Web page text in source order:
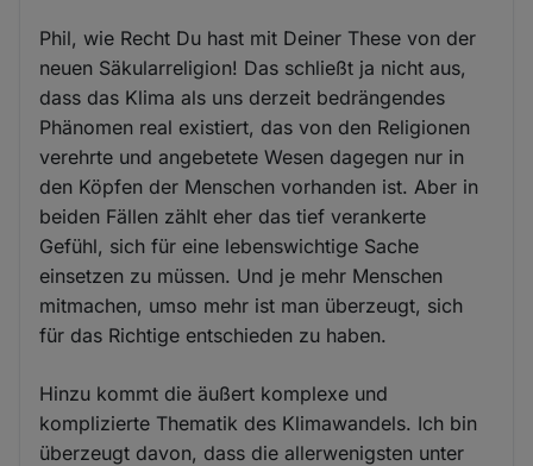
Phil, wie Recht Du hast mit Deiner These von der
neuen Säkularreligion! Das schließt ja nicht aus,
dass das Klima als uns derzeit bedrängendes
Phänomen real existiert, das von den Religionen
verehrte und angebetete Wesen dagegen nur in
den Köpfen der Menschen vorhanden ist. Aber in
beiden Fällen zählt eher das tief verankerte
Gefühl, sich für eine lebenswichtige Sache
einsetzen zu müssen. Und je mehr Menschen
mitmachen, umso mehr ist man überzeugt, sich
für das Richtige entschieden zu haben.
Hinzu kommt die äußert komplexe und
komplizierte Thematik des Klimawandels. Ich bin
überzeugt davon, dass die allerwenigsten unter